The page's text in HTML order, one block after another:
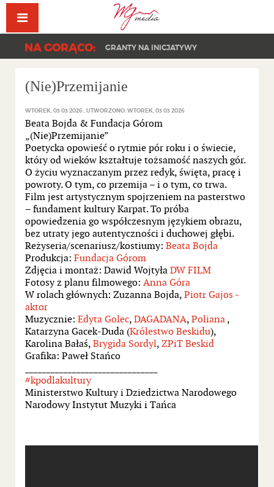
NA GORĄCO: GRANTY NA INICJATYWY
(Nie)Przemijanie
WTOREK, 03 03 2026 UTWORZONO: WTOREK, 03 03 2026
Beata Bojda & Fundacja Górom
„(Nie)Przemijanie”
Poetycka opowieść o rytmie pór roku i o świecie,
który od wieków kształtuje tożsamość naszych gór.
O życiu wyznaczanym przez redyk, święta, pracę i
powroty. O tym, co przemija – i o tym, co trwa.
Film jest artystycznym spojrzeniem na pasterstwo
– fundament kultury Karpat. To próba
opowiedzenia go współczesnym językiem obrazu,
bez utraty jego autentyczności i duchowej głębi.
Reżyseria/scenariusz/kostiumy: Beata Bojda
Produkcja: Fundacja Górom
Zdjęcia i montaż: Dawid Wojtyła DW FILM
Fotosy z planu filmowego: Anna Góra
W rolach głównych: Zuzanna Bojda, Piotr Gajos -
aktor
Muzycznie: Edyta Golec, DAGADANA, Poliana ,
Katarzyna Gacek-Duda (Królestwo Beskidu),
Karolina Bałaś, Brygida Sordyl, ZPiT Beskid
Grafika: Paweł Stańco
#kpodlakultury
Ministerstwo Kultury i Dziedzictwa Narodowego
Narodowy Instytut Muzyki i Tańca